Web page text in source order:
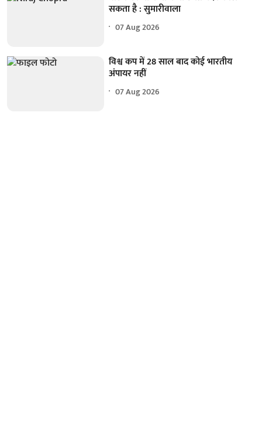
सकता है : सुमारीवाला
07 Aug 2026
विश्व कप में 28 साल बाद कोई भारतीय
अंपायर नहीं
07 Aug 2026